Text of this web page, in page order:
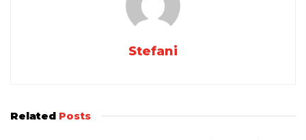
Stefani
Related Posts